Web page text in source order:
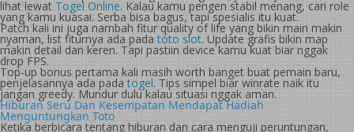
lihat lewat Togel Online. Kalau kamu pengen stabil menang, cari role
yang kamu kuasai. Serba bisa bagus, tapi spesialis itu kuat.
Patch kali ini juga nambah fitur quality of life yang bikin main makin
nyaman, list fiturnya ada padatoto slot. Update grafis bikin map
makin detail dan keren. Tapi pastiin device kamu kuat biar nggak
drop FPS.
Top-up bonus pertama kali masih worth banget buat pemain baru,
penjelasannya ada padatogel. Tips simpel biar winrate naik itu
jangan greedy. Mundur dulu kalau situasi nggak aman.
Hiburan Seru Dan Kesempatan Mendapat Hadiah
Menguntungkan Toto
Ketika berbicara tentang hiburan dan cara menguji peruntungan,